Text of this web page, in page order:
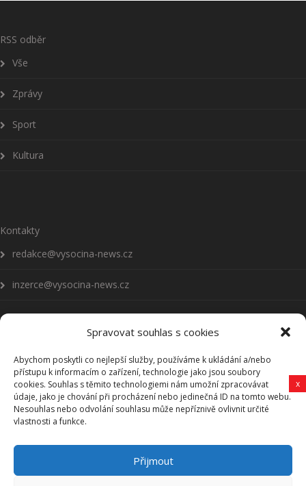
Spravovat souhlas s cookies
Abychom poskytli co nejlepší služby, používáme k ukládání a/nebo
přístupu k informacím o zařízení, technologie jako jsou soubory
cookies. Souhlas s těmito technologiemi nám umožní zpracovávat
údaje, jako je chování při procházení nebo jedinečná ID na tomto webu.
Nesouhlas nebo odvolání souhlasu může nepříznivě ovlivnit určité
vlastnosti a funkce.
Přijmout
RSS odběr
Vše
Zprávy
Sport
Kultura
Kontakty
redakce@vysocina-news.cz
inzerce@vysocina-news.cz
Přihlásit se k odběru novinek
Všeobecné podmínky
Vysočina-news.cz
Zpravodajství z Vysočiny
x